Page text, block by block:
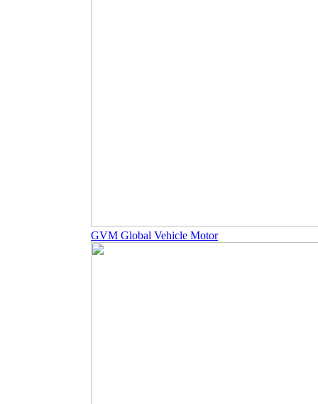
GVM Global Vehicle Motor